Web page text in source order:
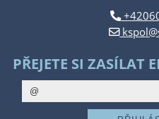
PŘEJETE SI ZASÍLAT